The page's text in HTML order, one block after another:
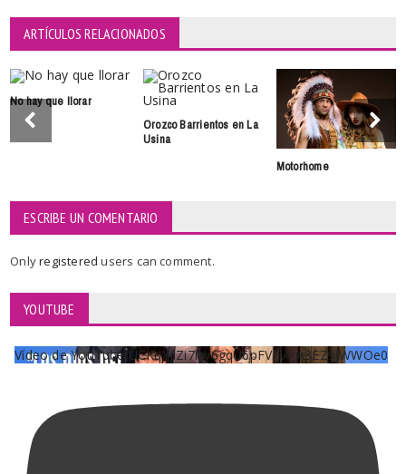
ARTÍCULOS RELACIONADOS
No hay que llorar
Orozco Barrientos en La
Usina
Motorhome
ESCRIBE UN COMENTARIO
Onlyregisteredusers can comment.
YOUTUBE
Vídeo de YouTube UCKqYjiZi7lzy6gqU6pFVFiA_A3EZ9JWWOe0